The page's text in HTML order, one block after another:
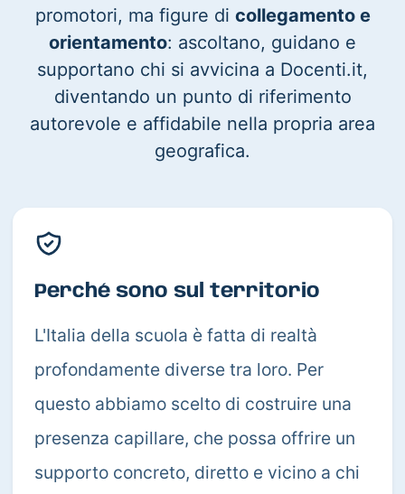
promotori, ma figure di collegamento e
orientamento: ascoltano, guidano e
supportano chi si avvicina a Docenti.it,
diventando un punto di riferimento
autorevole e affidabile nella propria area
geografica.
Perché sono sul territorio
L'Italia della scuola è fatta di realtà
profondamente diverse tra loro. Per
questo abbiamo scelto di costruire una
presenza capillare, che possa offrire un
supporto concreto, diretto e vicino a chi